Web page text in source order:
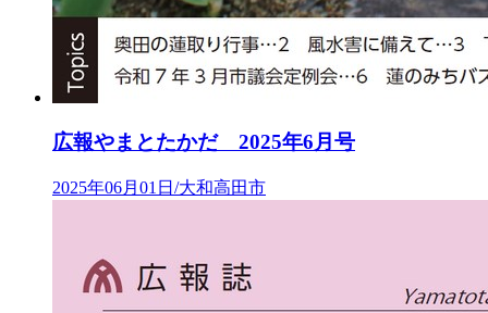
広報やまとたかだ 2025年6月号
2025年06月01日/大和高田市